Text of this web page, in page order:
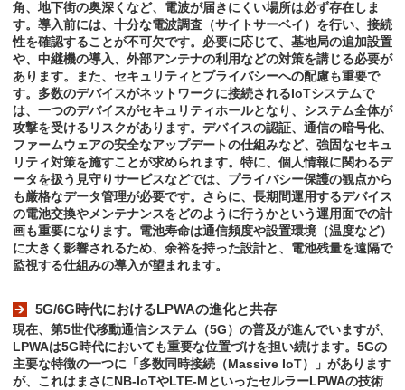
角、地下街の奥深くなど、電波が届きにくい場所は必ず存在しま
す。導入前には、十分な電波調査（サイトサーベイ）を行い、接続
性を確認することが不可欠です。必要に応じて、基地局の追加設置
や、中継機の導入、外部アンテナの利用などの対策を講じる必要が
あります。また、セキュリティとプライバシーへの配慮も重要で
す。多数のデバイスがネットワークに接続されるIoTシステムで
は、一つのデバイスがセキュリティホールとなり、システム全体が
攻撃を受けるリスクがあります。デバイスの認証、通信の暗号化、
ファームウェアの安全なアップデートの仕組みなど、強固なセキュ
リティ対策を施すことが求められます。特に、個人情報に関わるデ
ータを扱う見守りサービスなどでは、プライバシー保護の観点から
も厳格なデータ管理が必要です。さらに、長期間運用するデバイス
の電池交換やメンテナンスをどのように行うかという運用面での計
画も重要になります。電池寿命は通信頻度や設置環境（温度など）
に大きく影響されるため、余裕を持った設計と、電池残量を遠隔で
監視する仕組みの導入が望まれます。
5G/6G時代におけるLPWAの進化と共存
現在、第5世代移動通信システム（5G）の普及が進んでいますが、
LPWAは5G時代においても重要な位置づけを担い続けます。5Gの
主要な特徴の一つに「多数同時接続（Massive IoT）」があります
が、これはまさにNB-IoTやLTE-MといったセルラーLPWAの技術